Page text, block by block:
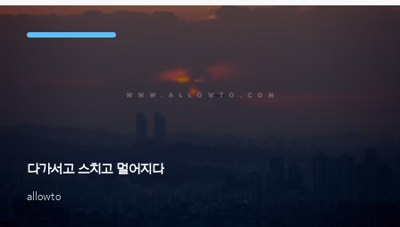
allowto
다가서고 스치고 멀어지다